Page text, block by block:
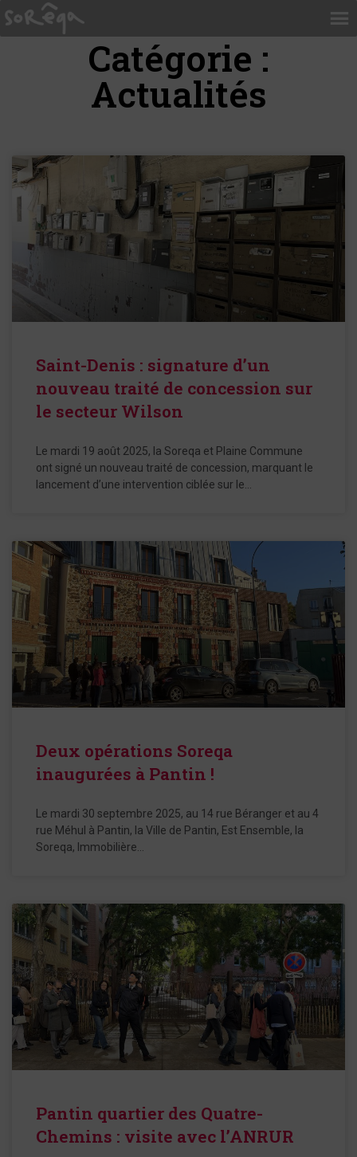
Catégorie :
Actualités
Saint-Denis : signature d’un
nouveau traité de concession sur
le secteur Wilson
Le mardi 19 août 2025, la Soreqa et Plaine Commune
ont signé un nouveau traité de concession, marquant le
lancement d’une intervention ciblée sur le…
Deux opérations Soreqa
inaugurées à Pantin !
Le mardi 30 septembre 2025, au 14 rue Béranger et au 4
rue Méhul à Pantin, la Ville de Pantin, Est Ensemble, la
Soreqa, Immobilière…
Pantin quartier des Quatre-
Chemins : visite avec l’ANRUR